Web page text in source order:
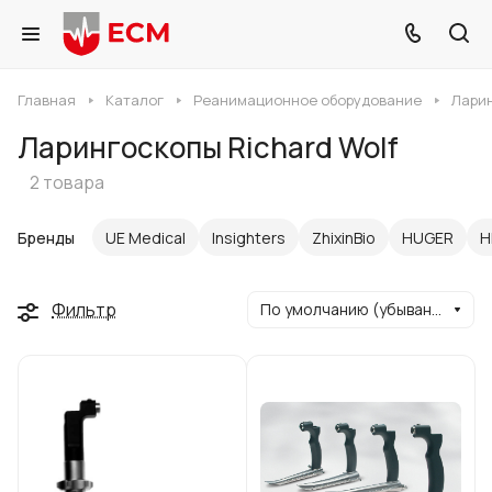
Главная Каталог Реанимационное оборудование
Ларингоскопы Richard Wolf
2 товара
Бренды UE Medical Insighters ZhixinBio HUGER
Фильтр По умолчанию (убывание)